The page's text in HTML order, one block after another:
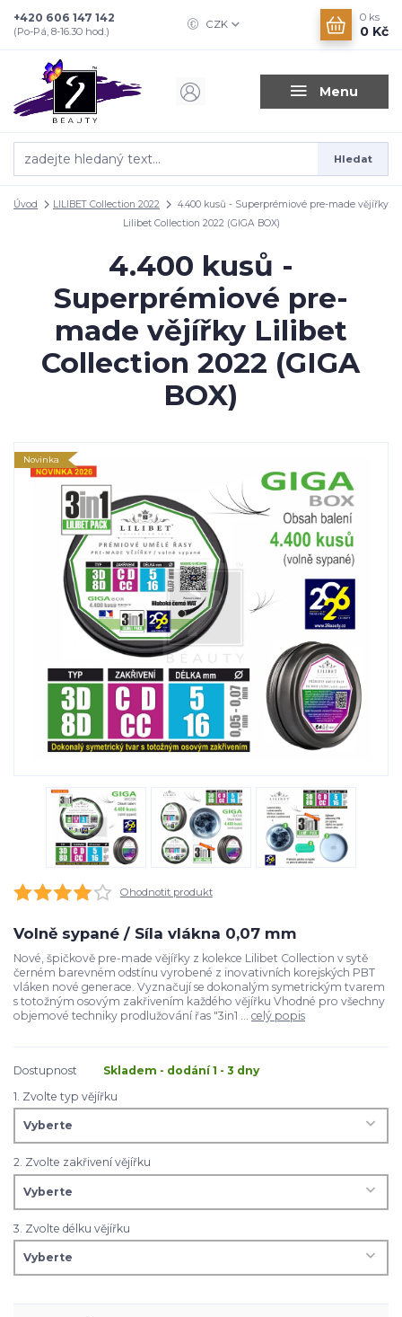
Menu
CZK
Hledat
+420 606 147 142
(Po-Pá, 8-16.30 hod.)
0 ks
0 Kč
Úvod LILIBET Collection 2022
4.400 kusů - Superprémiové pre-made vějířky
Lilibet Collection 2022 (GIGA BOX)
4.400 kusů -
Superprémiové pre-
made vějířky Lilibet
Collection 2022 (GIGA
BOX)
Novinka
Ohodnotit produkt
Volně sypané / Síla vlákna 0,07 mm
Nové, špičkově pre-made vějířky z kolekce Lilibet Collection v sytě
černém barevném odstínu vyrobené z inovativních korejských PBT
vláken nové generace. Vyznačují se dokonalým symetrickým tvarem
s totožným osovým zakřivením každého vějířku Vhodné pro všechny
objemové techniky prodlužování řas "3in1 ... celý popis
Dostupnost
Skladem - dodání 1 - 3 dny
1. Zvolte typ vějířku
2. Zvolte zakřivení vějířku
3. Zvolte délku vějířku